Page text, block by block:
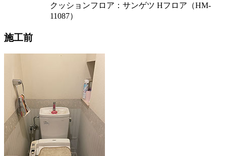
クッションフロア：サンゲツ Hフロア（HM-
11087）
施工前